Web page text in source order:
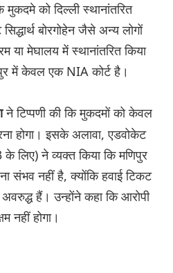
मुकदमे को दिल्ली स्थानांतरित
बोरगोहेन जैसे अन्य लोगों
या मेघालय में स्थानांतरित किया
में केवल एक NIA कोर्ट है।
ने टिप्पणी की कि मुकदमों को केवल
होगा। इसके अलावा, एडवोकेट
के लिए) ने व्यक्त किया कि मणिपुर
संभव नहीं है, क्योंकि हवाई टिकट
हैं। उन्होंने कहा कि आरोपी
नहीं होगा।